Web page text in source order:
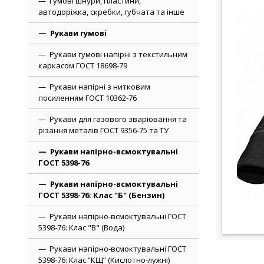
автодоріжка, скребки, губчата та інше
Рукави гумові
Рукави гумові напірні з текстильним
каркасом ГОСТ 18698-79
Рукави напірні з нитковим
посиленням ГОСТ 10362-76
Рукави для газового зварювання та
різання металів ГОСТ 9356-75 та ТУ
Рукави напірно-всмоктувальні
ГОСТ 5398-76
Рукави напірно-всмоктувальні
ГОСТ 5398-76: Клас "Б" (Бензин)
Рукави напірно-всмоктувальні ГОСТ
5398-76: Клас "В" (Вода)
Рукави напірно-всмоктувальні ГОСТ
5398-76: Клас “КЩ” (Кислотно-лужні)